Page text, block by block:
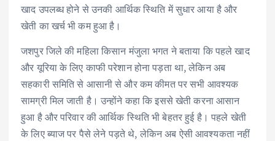
खाद उपलब्ध होने से उनकी आर्थिक स्थिति में सुधार आया है और
खेती का खर्च भी कम हुआ है।
जशपुर जिले की महिला किसान मंजुला भगत ने बताया कि पहले खाद
और यूरिया के लिए काफी परेशान होना पड़ता था, लेकिन अब
सहकारी समिति से आसानी से और कम कीमत पर सभी आवश्यक
सामग्री मिल जाती है। उन्होंने कहा कि इससे खेती करना आसान
हुआ है और परिवार की आर्थिक स्थिति भी बेहतर हुई है। पहले खेती
के लिए ब्याज पर पैसे लेने पड़ते थे, लेकिन अब ऐसी आवश्यकता नहीं